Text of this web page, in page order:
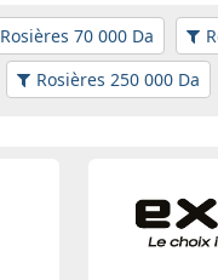
Rosières 70 000 Da
Rosières 250 000 Da